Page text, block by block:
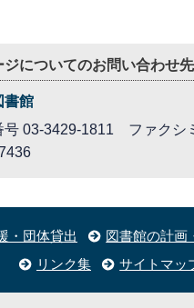
ジについてのお問い合わせ先
書館
号 03-3429-1811 ファクシ
・団体貸出
図書館の計画
リンク集
サイトマッ